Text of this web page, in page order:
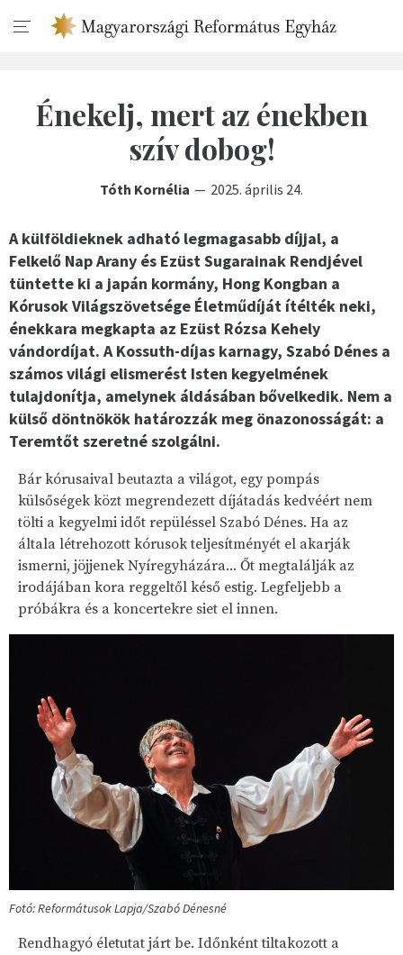
Énekelj, mert az énekben
szív dobog!
Tóth Kornélia 2025. április 24.
A külföldieknek adható legmagasabb díjjal, a
Felkelő Nap Arany és Ezüst Sugarainak Rendjével
tüntette ki a japán kormány, Hong Kongban a
Kórusok Világszövetsége Életműdíját ítélték neki,
énekkara megkapta az Ezüst Rózsa Kehely
vándordíjat. A Kossuth-díjas karnagy, Szabó Dénes a
számos világi elismerést Isten kegyelmének
tulajdonítja, amelynek áldásában bővelkedik. Nem a
külső döntnökök határozzák meg önazonosságát: a
Teremtőt szeretné szolgálni.
Bár kórusaival beutazta a világot, egy pompás
külsőségek közt megrendezett díjátadás kedvéért nem
tölti a kegyelmi időt repüléssel Szabó Dénes. Ha az
általa létrehozott kórusok teljesítményét el akarják
ismerni, jöjjenek Nyíregyházára... Őt megtalálják az
irodájában kora reggeltől késő estig. Legfeljebb a
próbákra és a koncertekre siet el innen.
Fotó: Reformátusok Lapja/Szabó Dénesné
Rendhagyó életutat járt be. Időnként tiltakozott a